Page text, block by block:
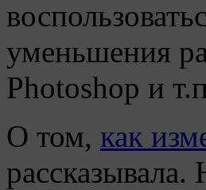
уменьшения
Photoshop и
О том, как